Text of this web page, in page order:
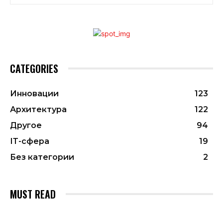
CATEGORIES
Инновации
123
Архитектура
122
Другое
94
ІТ-сфера
19
Без категории
2
MUST READ